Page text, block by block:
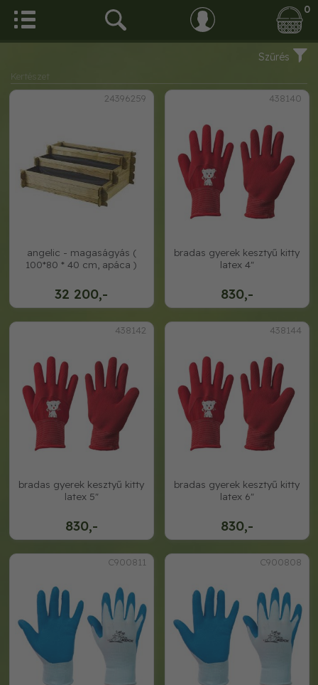
0
Szűrés
Kertészet
24396259
32 200,-
angelic - magaságyás (
100*80 * 40 cm, apáca )
438140
830,-
bradas gyerek kesztyű kitty
latex 4"
438142
830,-
bradas gyerek kesztyű kitty
latex 5"
438144
830,-
bradas gyerek kesztyű kitty
latex 6"
C900811 C900808